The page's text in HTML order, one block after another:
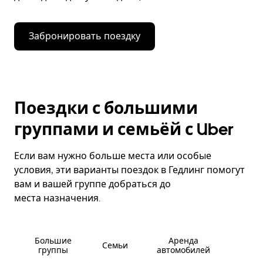
Забронировать поездку
Поездки с большими
группами и семьёй с Uber
Если вам нужно больше места или особые
условия, эти варианты поездок в Гедлинг помогут
вам и вашей группе добраться до
места назначения.
Большие
группы
Семьи
Аренда
автомобилей